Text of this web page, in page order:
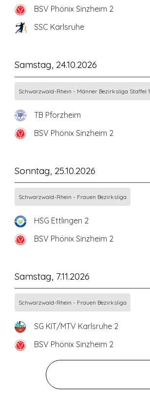
BSV Phönix Sinzheim 2
SSC Karlsruhe
Samstag, 24.10.2026
Schwarzwald-Rhein - Männer Bezirksliga Staffel 1
TB Pforzheim
BSV Phönix Sinzheim 2
Sonntag, 25.10.2026
Schwarzwald-Rhein - Frauen Bezirksliga
HSG Ettlingen 2
BSV Phönix Sinzheim 2
Samstag, 7.11.2026
Schwarzwald-Rhein - Frauen Bezirksliga
SG KIT/MTV Karlsruhe 2
BSV Phönix Sinzheim 2